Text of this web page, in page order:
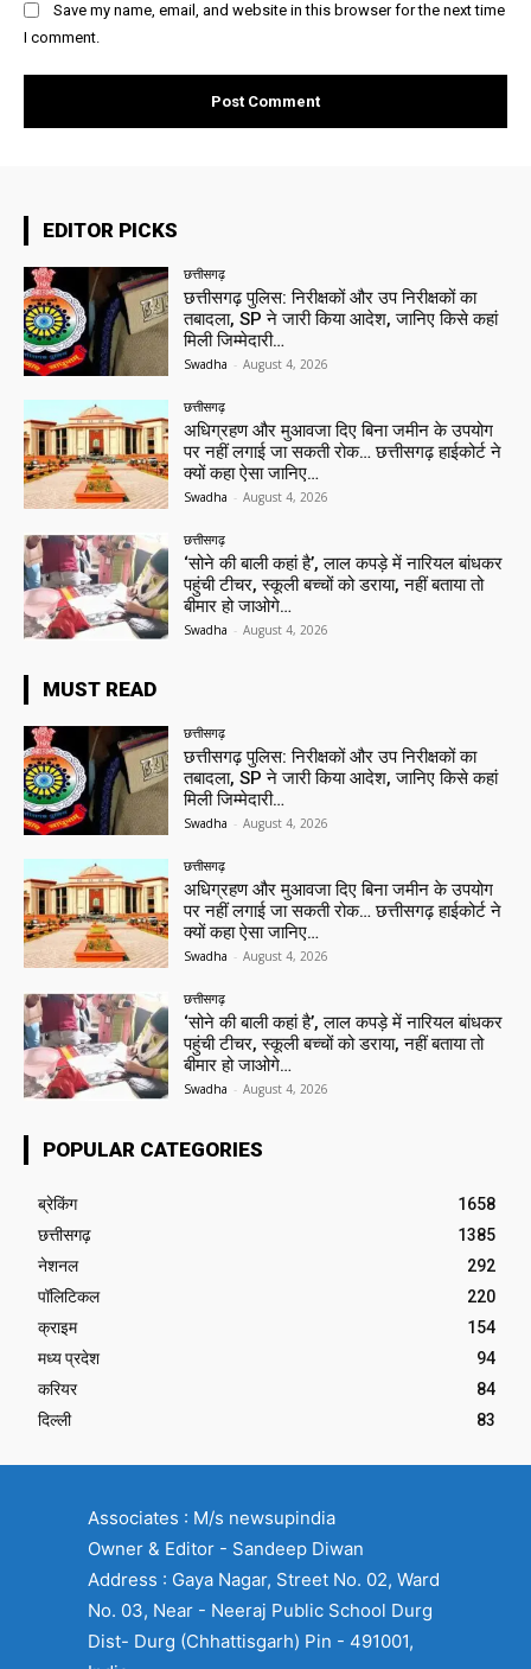
Save my name, email, and website in this browser for the next time
I comment.
EDITOR PICKS
छत्तीसगढ़
छत्तीसगढ़ पुलिस: निरीक्षकों और उप निरीक्षकों का
तबादला, SP ने जारी किया आदेश, जानिए किसे कहां
मिली जिम्मेदारी…
Swadha - August 4, 2026
छत्तीसगढ़
अधिग्रहण और मुआवजा दिए बिना जमीन के उपयोग
पर नहीं लगाई जा सकती रोक… छत्तीसगढ़ हाईकोर्ट ने
क्यों कहा ऐसा जानिए…
Swadha - August 4, 2026
छत्तीसगढ़
‘सोने की बाली कहां है’, लाल कपड़े में नारियल बांधकर
पहुंची टीचर, स्कूली बच्चों को डराया, नहीं बताया तो
बीमार हो जाओगे…
Swadha - August 4, 2026
MUST READ
छत्तीसगढ़
छत्तीसगढ़ पुलिस: निरीक्षकों और उप निरीक्षकों का
तबादला, SP ने जारी किया आदेश, जानिए किसे कहां
मिली जिम्मेदारी…
Swadha - August 4, 2026
छत्तीसगढ़
अधिग्रहण और मुआवजा दिए बिना जमीन के उपयोग
पर नहीं लगाई जा सकती रोक… छत्तीसगढ़ हाईकोर्ट ने
क्यों कहा ऐसा जानिए…
Swadha - August 4, 2026
छत्तीसगढ़
‘सोने की बाली कहां है’, लाल कपड़े में नारियल बांधकर
पहुंची टीचर, स्कूली बच्चों को डराया, नहीं बताया तो
बीमार हो जाओगे…
Swadha - August 4, 2026
POPULAR CATEGORIES
ब्रेकिंग
1658
छत्तीसगढ़
1385
नेशनल
292
पॉलिटिकल
220
क्राइम
154
मध्य प्रदेश
94
करियर
84
दिल्ली
83
Associates : M/s newsupindia
Owner & Editor - Sandeep Diwan
Address : Gaya Nagar, Street No. 02, Ward
No. 03, Near - Neeraj Public School Durg
Dist- Durg (Chhattisgarh) Pin - 491001,